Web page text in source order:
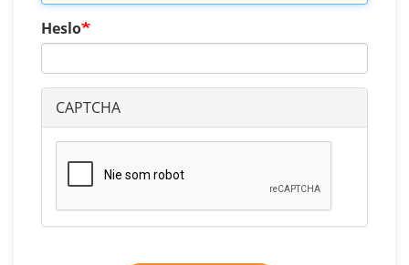
Heslo
CAPTCHA